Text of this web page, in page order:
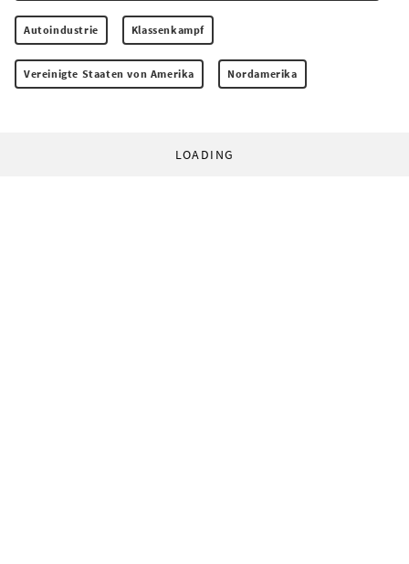
Autoindustrie Klassenkampf
Vereinigte Staaten von Amerika Nordamerika
LOADING